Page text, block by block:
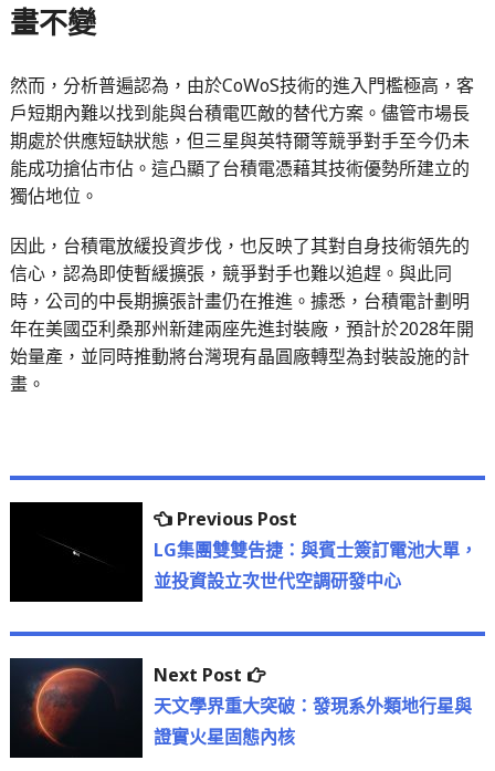
畫不變
然而，分析普遍認為，由於CoWoS技術的進入門檻極高，客
戶短期內難以找到能與台積電匹敵的替代方案。儘管市場長
期處於供應短缺狀態，但三星與英特爾等競爭對手至今仍未
能成功搶佔市佔。這凸顯了台積電憑藉其技術優勢所建立的
獨佔地位。
因此，台積電放緩投資步伐，也反映了其對自身技術領先的
信心，認為即使暫緩擴張，競爭對手也難以追趕。與此同
時，公司的中長期擴張計畫仍在推進。據悉，台積電計劃明
年在美國亞利桑那州新建兩座先進封裝廠，預計於2028年開
始量產，並同時推動將台灣現有晶圓廠轉型為封裝設施的計
畫。
文
導
覽
Previous PostPrevious
post:
LG集團雙雙告捷：與賓士簽訂電池大單，
並投資設立次世代空調研發中心
Next Post
Next
post:
天文學界重大突破：發現系外類地行星與
證實火星固態內核